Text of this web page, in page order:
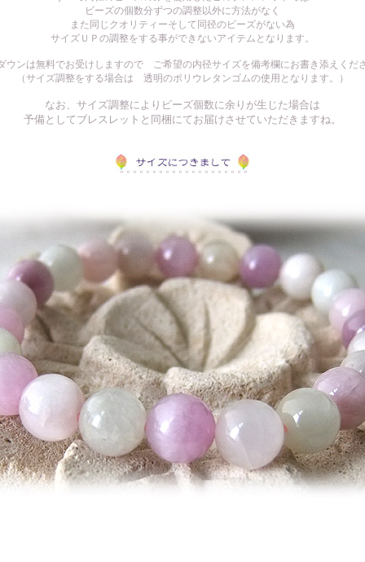
ビーズの個数分ずつの調整以外に方法がなく
また同じクオリティーそして同径のビーズがない為
サイズＵＰの調整をする事ができないアイテムとなります。
ウンは無料でお受けしますので ご希望の内径サイズを備考欄にお書き添えくだ
（サイズ調整をする場合は 透明のポリウレタンゴムの使用となります。）
なお、サイズ調整によりビーズ個数に余りが生じた場合は
予備としてブレスレットと同梱にてお届けさせていただきますね。